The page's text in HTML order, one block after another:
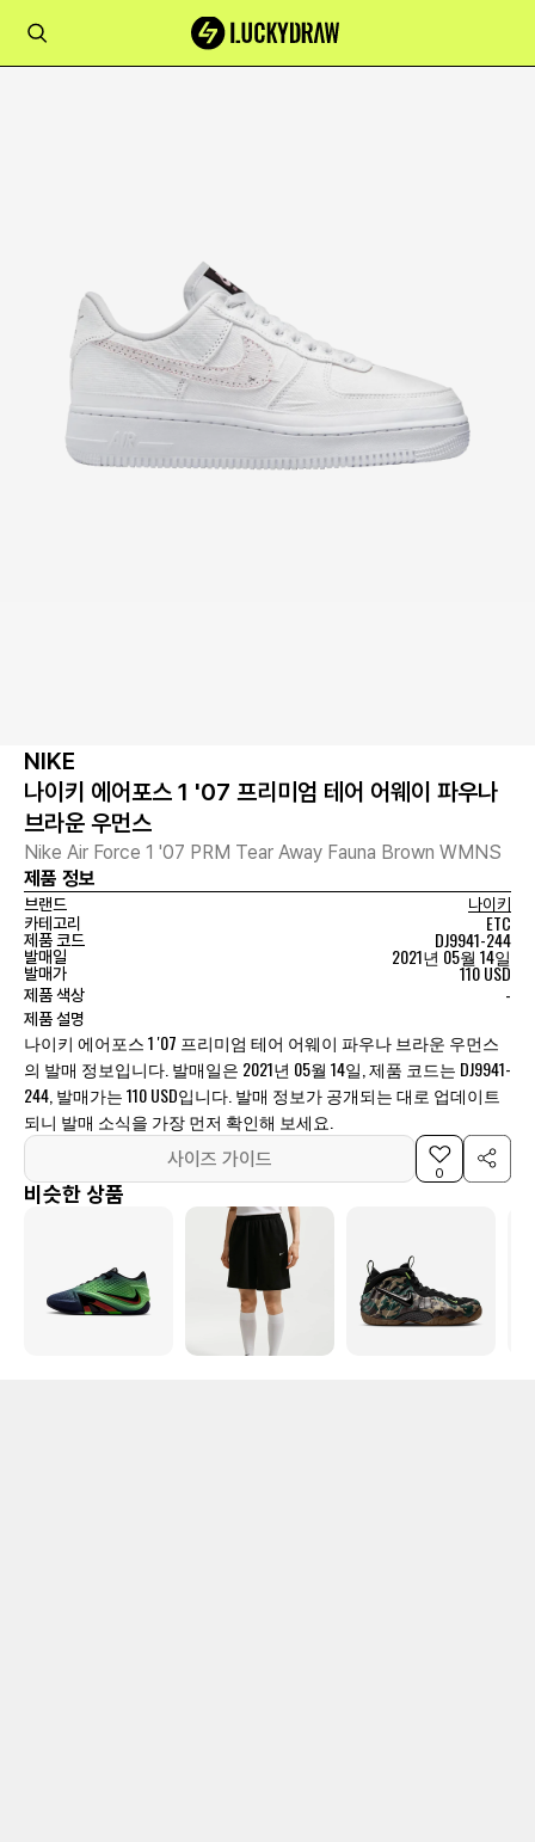
NIKE
나이키 에어포스 1 '07 프리미엄 테어 어웨이 파우나
브라운 우먼스
Nike Air Force 1 '07 PRM Tear Away Fauna Brown WMNS
제품 정보
브랜드
나이키
카테고리
ETC
제품 코드 DJ9941-244
발매일 2021년 05월 14일
발매가 110 USD
제품 색상 -
제품 설명
나이키 에어포스 1 '07 프리미엄 테어 어웨이 파우나 브라운 우먼스
의 발매 정보입니다. 발매일은 2021년 05월 14일, 제품 코드는 DJ9941-
244, 발매가는 110 USD입니다. 발매 정보가 공개되는 대로 업데이트
되니 발매 소식을 가장 먼저 확인해 보세요.
사이즈 가이드
0
비슷한 상품